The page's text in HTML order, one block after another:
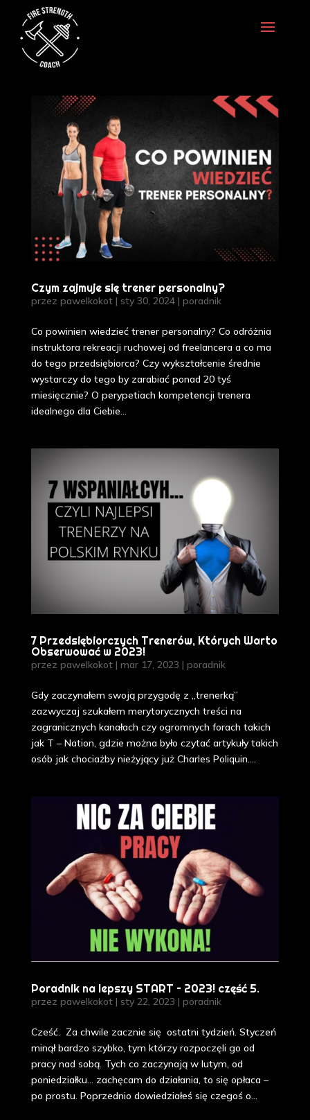
Czym zajmuje się trener personalny?
przez pawelkokot| sty 30, 2024| poradnik
Co powinien wiedzieć trener personalny? Co odróżnia
instruktora rekreacji ruchowej od freelancera a co ma
do tego przedsiębiorca? Czy wykształcenie średnie
wystarczy do tego by zarabiać ponad 20 tyś
miesięcznie? O perypetiach kompetencji trenera
idealnego dla Ciebie...
7 Przedsiębiorczych Trenerów, Których Warto
Obserwować w 2023!
przez pawelkokot| mar 17, 2023 | poradnik
Gdy zaczynałem swoją przygodę z „trenerką”
zazwyczaj szukałem merytorycznych treści na
zagranicznych kanałach czy ogromnych forach takich
jak T – Nation, gdzie można było czytać artykuły takich
osób jak chociażby nieżyjący już Charles Poliquin....
Poradnik na lepszy START – 2023! część 5.
przez pawelkokot| sty 22, 2023 | poradnik
Cześć. Za chwile zacznie się ostatni tydzień. Styczeń
minął bardzo szybko, tym którzy rozpoczęli go od
pracy nad sobą. Tych co zaczynają w lutym, od
poniedziałku… zachęcam do działania, to się opłaca –
po prostu. Poprzednio dowiedziałeś się czegoś o...